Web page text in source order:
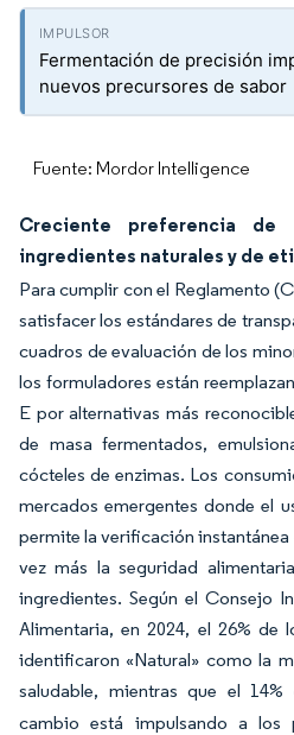
Fermentación de precisión
nuevos precursores de sabor
Fuente: Mordor Intelligence
Creciente preferencia de
ingredientes naturales y de
Para cumplir con el Reglamento
satisfacer los estándares de
cuadros de evaluación de los
los formuladores están
E por alternativas más
de masa fermentados,
cócteles de enzimas. Los
mercados emergentes donde el
permite la verificación
vez más la seguridad
ingredientes. Según el Consejo
Alimentaria, en 2024, el 26% de
identificaron «Natural» como la
saludable, mientras que el
cambio está impulsando a los